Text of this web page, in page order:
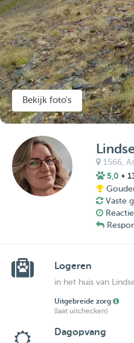
Bekijk foto's
1566,
5,0 •
Vaste
Logeren
in het huis van
Uitgebreide zorg
(laat uitchecken)
Dagopvang